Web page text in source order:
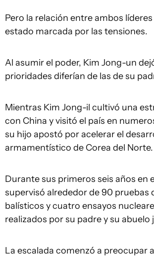
Pero la relación entre ambos
estado marcada por las tensiones.
Al asumir el poder, Kim Jong-un
prioridades diferían de las de su
Mientras Kim Jong-il cultivó una
con China y visitó el país en
su hijo apostó por acelerar el
armamentístico de Corea del Norte.
Durante sus primeros seis años en
supervisó alrededor de 90 pruebas
balísticos y cuatro ensayos
realizados por su padre y su abuelo
La escalada comenzó a preocupar